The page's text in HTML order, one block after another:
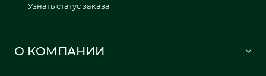
Узнать статус заказа
О КОМПАНИИ